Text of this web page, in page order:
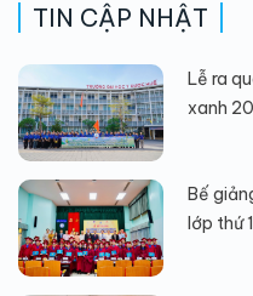
TIN CẬP NHẬT
Lễ ra
xanh
Bế
lớp thứ